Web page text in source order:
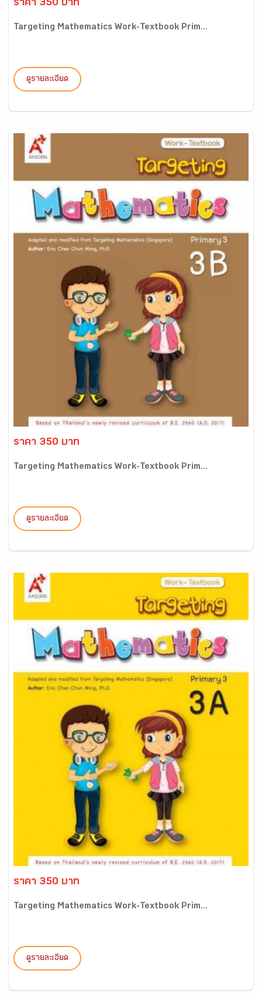
ราคา 350 บาท
Targeting Mathematics Work-Textbook Prim...
ดูรายละเอียด
ราคา 350 บาท
Targeting Mathematics Work-Textbook Prim...
ดูรายละเอียด
ราคา 350 บาท
Targeting Mathematics Work-Textbook Prim...
ดูรายละเอียด